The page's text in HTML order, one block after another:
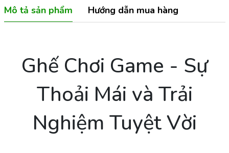
Mô tả sản phẩm Hướng dẫn mua hàng
Ghế Chơi Game - Sự
Thoải Mái và Trải
Nghiệm Tuyệt Vời